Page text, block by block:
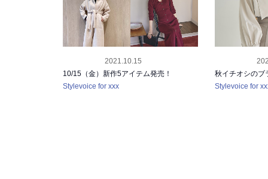
RELEASE
2021.10.15
10/15（金）新作5アイテム発売！
Stylevoice for xxx
RELEASE
秋イチオシのブ
Stylevoice for